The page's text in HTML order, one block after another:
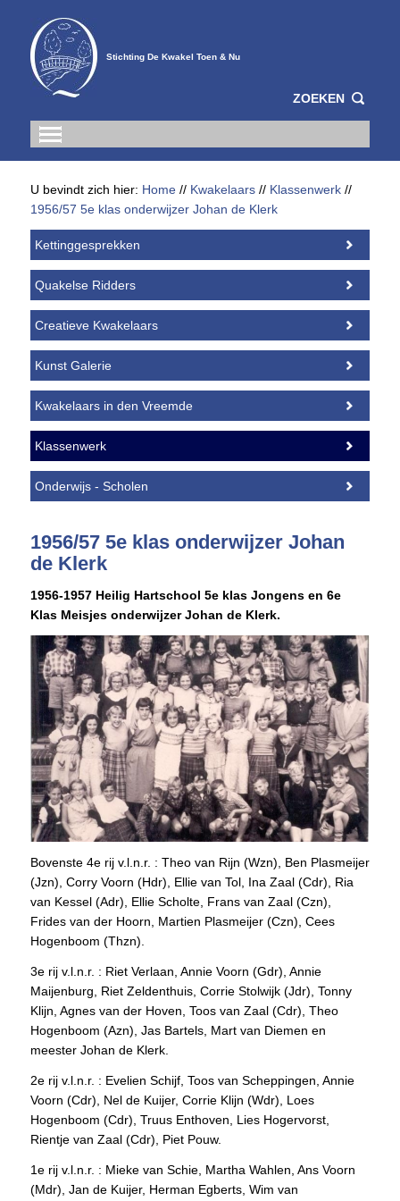
Stichting De Kwakel Toen & Nu
ZOEKEN
U bevindt zich hier: Home// Kwakelaars// Klassenwerk//
1956/57 5e klas onderwijzer Johan de Klerk
Kettinggesprekken
Quakelse Ridders
Creatieve Kwakelaars
Kunst Galerie
Kwakelaars in den Vreemde
Klassenwerk
Onderwijs - Scholen
1956/57 5e klas onderwijzer Johan
de Klerk
1956-1957 Heilig Hartschool 5e klas Jongens en 6e
Klas Meisjes onderwijzer Johan de Klerk.
Bovenste 4e rij v.l.n.r. : Theo van Rijn (Wzn), Ben Plasmeijer
(Jzn), Corry Voorn (Hdr), Ellie van Tol, Ina Zaal (Cdr), Ria
van Kessel (Adr), Ellie Scholte, Frans van Zaal (Czn),
Frides van der Hoorn, Martien Plasmeijer (Czn), Cees
Hogenboom (Thzn).
3e rij v.l.n.r. : Riet Verlaan, Annie Voorn (Gdr), Annie
Maijenburg, Riet Zeldenthuis, Corrie Stolwijk (Jdr), Tonny
Klijn, Agnes van der Hoven, Toos van Zaal (Cdr), Theo
Hogenboom (Azn), Jas Bartels, Mart van Diemen en
meester Johan de Klerk.
2e rij v.l.n.r. : Evelien Schijf, Toos van Scheppingen, Annie
Voorn (Cdr), Nel de Kuijer, Corrie Klijn (Wdr), Loes
Hogenboom (Cdr), Truus Enthoven, Lies Hogervorst,
Rientje van Zaal (Cdr), Piet Pouw.
1e rij v.l.n.r. : Mieke van Schie, Martha Wahlen, Ans Voorn
(Mdr), Jan de Kuijer, Herman Egberts, Wim van